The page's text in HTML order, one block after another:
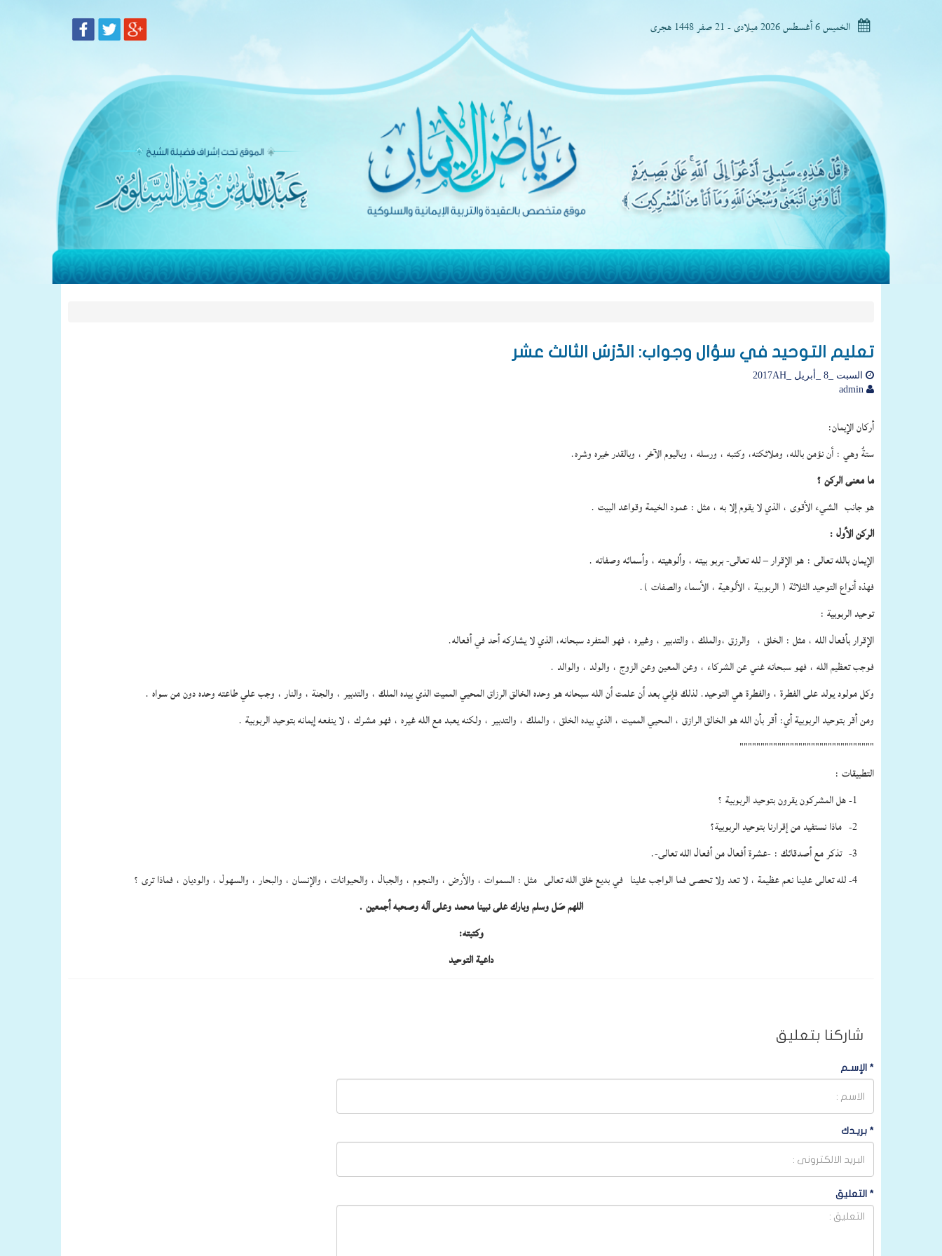
الخميس 6 أغسطس 2026 ميلادى - 21 صفر 1448 هجرى
تعليم التوحيد في سؤال وجواب: الدّرْسُ الثالث عشر
السبت _8 _أبريل _2017AH
أركان الإيمان:
ستةٌ وهي : أن نؤمن بالله، وملائكته، وكتبه ، ورسله ، وباليوم الآخر ، وبالقدر خيره وشره.
ما معنى الركن ؟
هو جانب الشيء الأقوى ، الذي لا يقوم إلا به ، مثل : عمود الخيمة وقواعد البيت .
الركن الأول :
الإيمان بالله تعالى : هو الإقرار – لله تعالى- بربو بيته ، وألوهيته ، وأسمائه وصفاته .
فهذه أنواع التوحيد الثلاثة ( الربوبية ، الألوهية ، الأسماء والصفات ).
توحيد الربوبية :
الإقرار بأفعال الله ، مثل : الخلق ، والرزق ،والملك ، والتدبير ، وغيره ، فهو المتفرد سبحانه، الذي لا يشاركه أحد في أفعاله.
فوجب تعظيم الله ، فهو سبحانه غني عن الشركاء ، وعن المعين وعن الزوج ، والولد ، والوالد .
وكل مولود يولد على الفطرة ، والفطرة هي التوحيد. لذلك فإني بعد أن علمت أن الله سبحانه هو وحده الخالق الرزاق المحيي المميت الذي بيده الملك ، والتدبير ، والجنة ، والنار ، وجب علي طاعته وحده دون من سواه .
ومن أقر بتوحيد الربوبية أي: أقر بأن الله هو الخالق الرازق ، المحيي المميت ، الذي بيده الخلق ، والملك ، والتدبير ، ولكنه يعبد مع الله غيره ، فهو مشرك ، لا ينفعه إيمانه بتوحيد الربوبية .
""""""""""""""""""""""""""""""""
التطبيقات :
1- هل المشركون يقرون بتوحيد الربوبية ؟
2- ماذا نستفيد من إقرارنا بتوحيد الربوبية؟
3- تذكر مع أصدقائك : -عشرة أفعال من أفعال الله تعالى-.
4- لله تعالى علينا نعم عظيمة ، لا تعد ولا تحصى فما الواجب علينا في بديع خلق الله تعالى مثل : السموات ، والأرض ، والنجوم ، والجبال ، والحيوانات ، والإنسان ، والبحار ، والسهول ، والوديان ، فماذا ترى ؟
اللهم صَل وسلم وبارك على نبينا محمد وعلى آله وصحبه أجمعين .
وكتبته:
داعية التوحيد
شاركنا بتعليق
* الإسـم
* بريـدك
* التعليق